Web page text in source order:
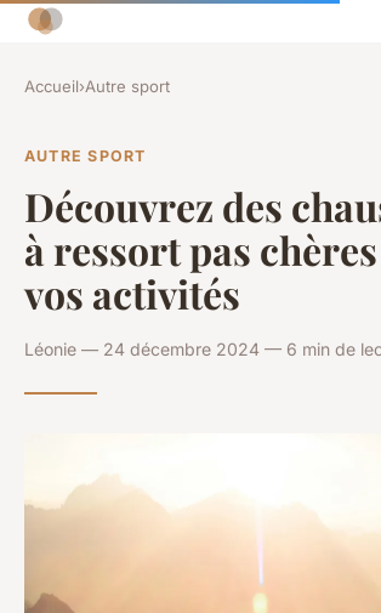
Accueil›Autre sport
AUTRE SPORT
Découvrez des
à ressort pas
vos activités
Léonie — 24 décembre 2024 — 6 min de